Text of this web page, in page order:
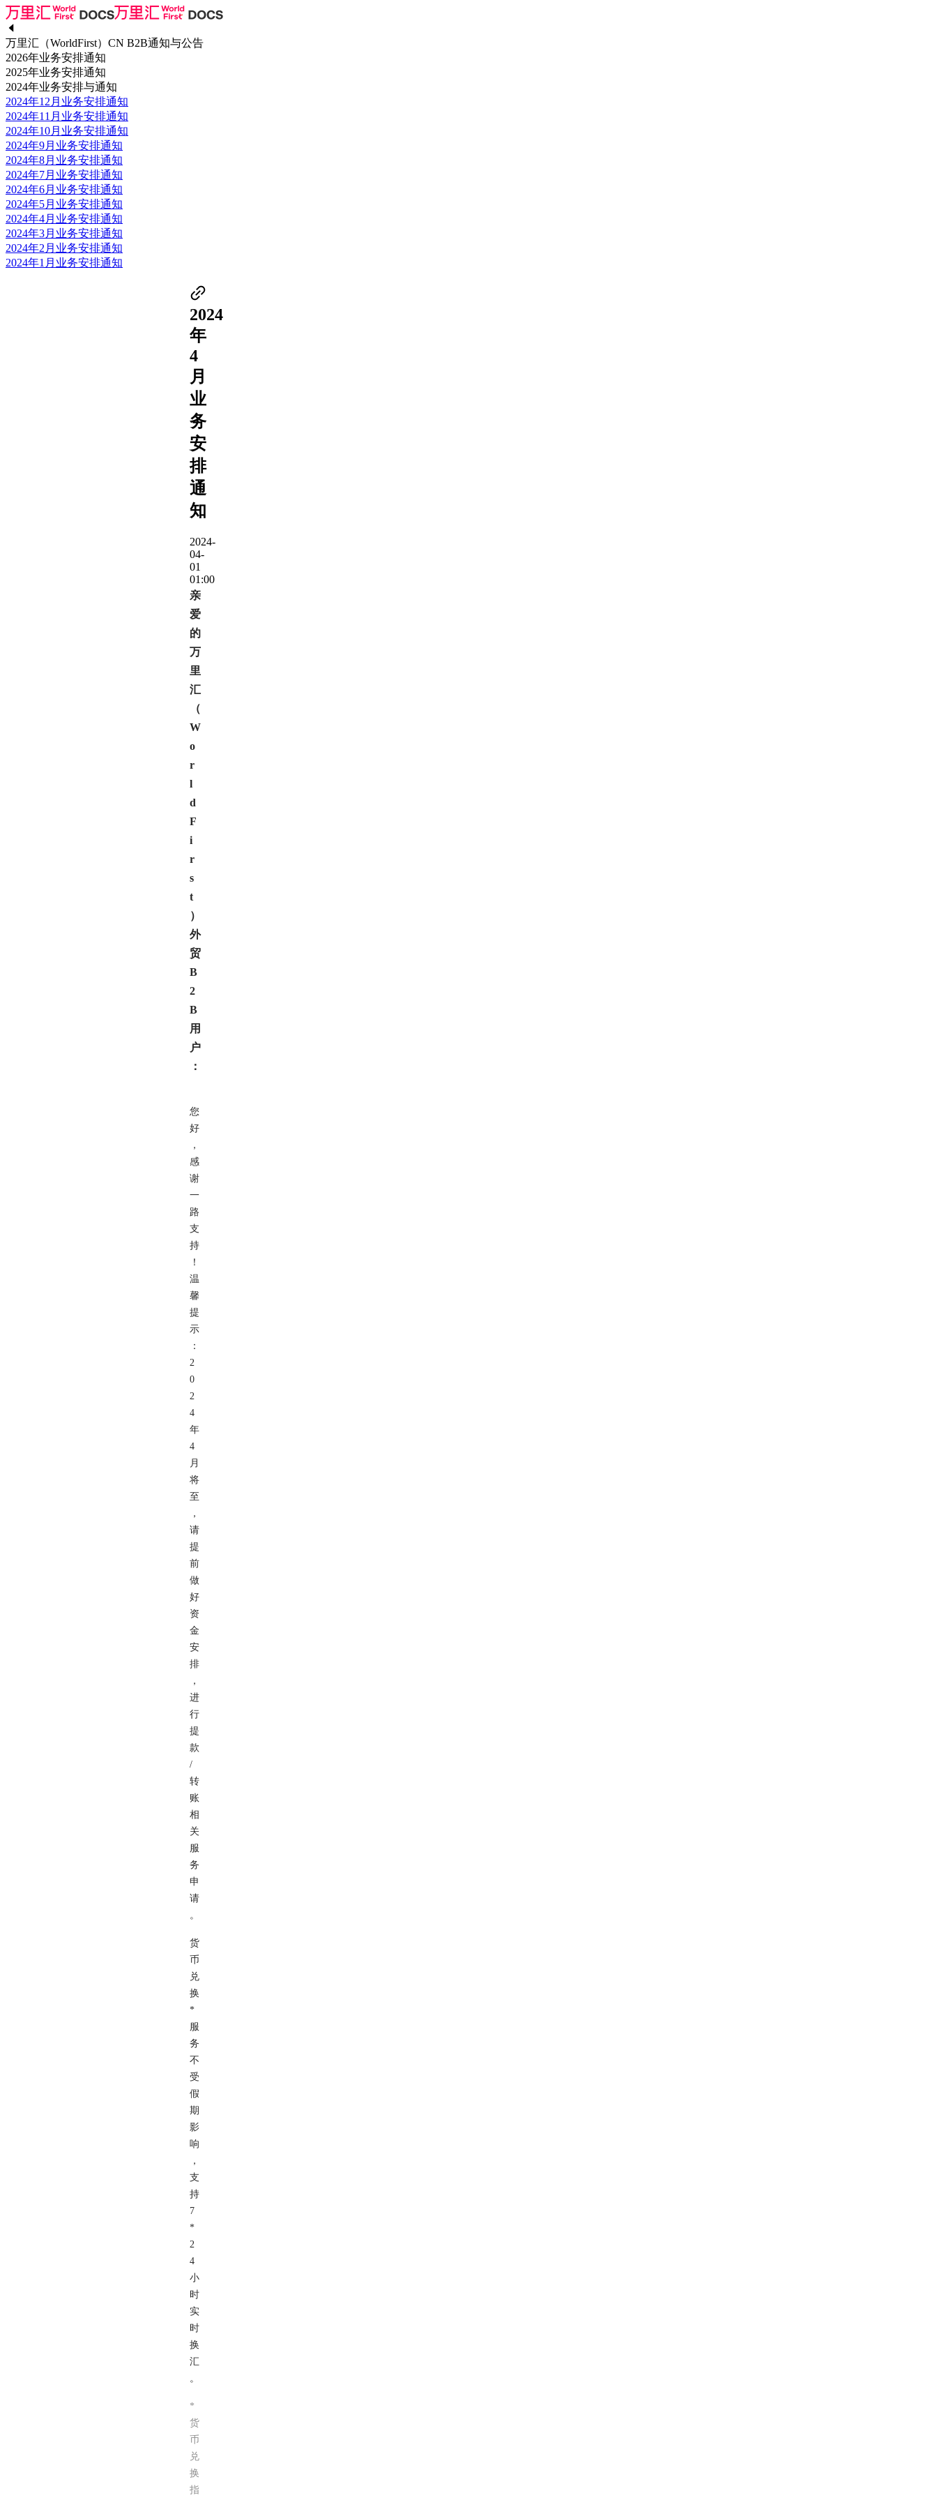
万里汇（WorldFirst）CN B2B通知与公告
2026年业务安排通知
2025年业务安排通知
2024年业务安排与通知
2024年12月业务安排通知
2024年11月业务安排通知
2024年10月业务安排通知
2024年9月业务安排通知
2024年8月业务安排通知
2024年7月业务安排通知
2024年6月业务安排通知
2024年5月业务安排通知
2024年4月业务安排通知
2024年3月业务安排通知
2024年2月业务安排通知
2024年1月业务安排通知
2024
年
4
月
业
务
安
排
通
知
2024-
04-
01
01:00
亲
爱
的
万
里
汇
（
W
o
r
l
d
F
i
r
s
t
）
外
贸
B
2
B
用
户
：
您
好
，
感
谢
一
路
支
持
！
温
馨
提
示
：
2
0
2
4
年
4
月
将
至
，
请
提
前
做
好
资
金
安
排
，
进
行
提
款
/
转
账
相
关
服
务
申
请
。
货
币
兑
换
*
服
务
不
受
假
期
影
响
，
支
持
7
*
2
4
小
时
实
时
换
汇
。
*
货
币
兑
换
指